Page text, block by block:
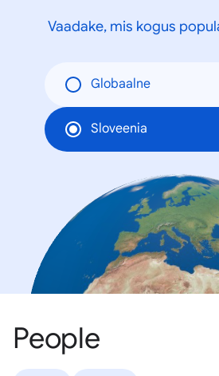
Vaadake, mis kogus
Globaalne
Sloveenia
People